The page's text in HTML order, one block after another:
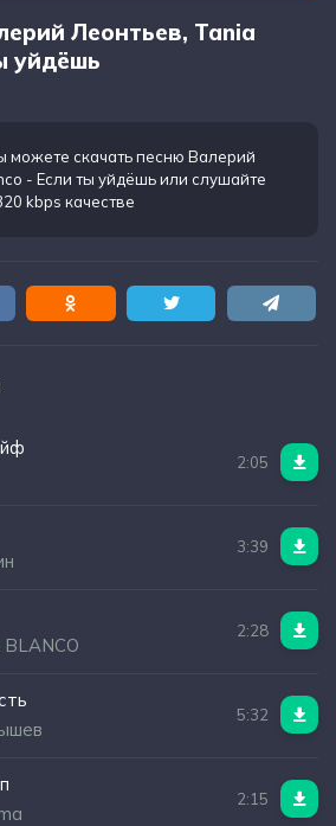
Леонтьев, Tania
уйдёшь
можете скачать песню Валерий
- Если ты уйдёшьили слушайте
kbps качестве
2:05
3:39
BLANCO
2:28
5:32
2:15